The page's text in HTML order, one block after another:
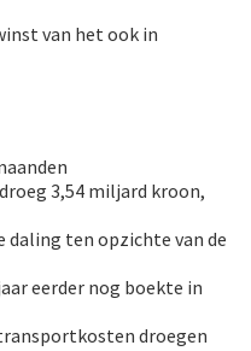
van het ook in
3,54 miljard kroon,
daling ten opzichte van de
eerder nog boekte in
droegen